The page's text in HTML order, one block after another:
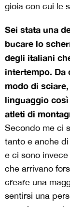
gioia con cui le
Sei stata una
bucare lo
degli italiani
intertempo. Da
modo di
linguaggio
atleti di
Secondo me ci
tanto e anche
e ci sono
che arrivano
creare una
sentirsi una